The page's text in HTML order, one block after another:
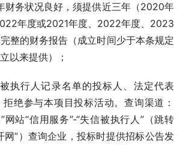
财务状况良好，须提供近三年（2020年
年度或2021年度、2022年度、2023
整的财务报告（成立时间少于本条规定
以来提供）；
执行人记录名单的投标人、法定代表
绝参与本项目投标活动。查询渠道：
站“信用服务”-“失信被执行人”（跳转
网”）查询企业，投标时提供招标公告发